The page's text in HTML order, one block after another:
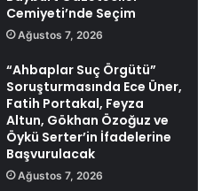
Cemiyeti’nde Seçim
Ağustos 7, 2026
“Ahbaplar Suç Örgütü”
Soruşturmasında Ece Üner,
Fatih Portakal, Feyza
Altun, Gökhan Özoğuz ve
Öykü Serter’in İfadelerine
Başvurulacak
Ağustos 7, 2026